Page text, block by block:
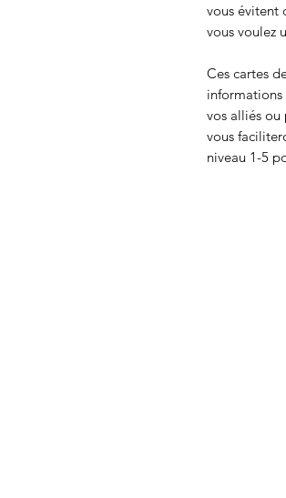
vous évitent
vous voulez
Ces cartes
vos alliés ou
vous
niveau 1-5